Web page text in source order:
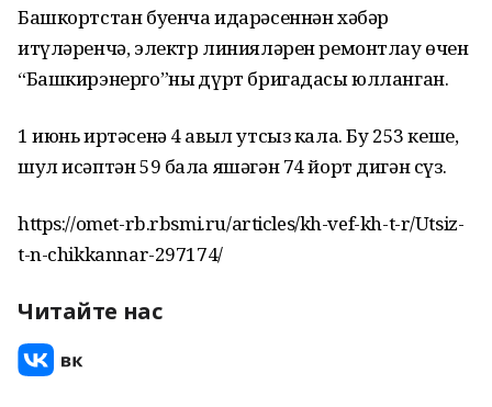
Башкортстан буенча идарәсеннән хәбәр
итүләренчә, электр линияләрен ремонтлау өчен
“Башкирэнерго”ның дүрт бригадасы юлланган.
1 июнь иртәсенә 4 авыл утсыз кала. Бу 253 кеше,
шул исәптән 59 бала яшәгән 74 йорт дигән сүз.
https://omet-rb.rbsmi.ru/articles/kh-vef-kh-t-r/Utsiz-
t-n-chikkannar-297174/
Читайте нас